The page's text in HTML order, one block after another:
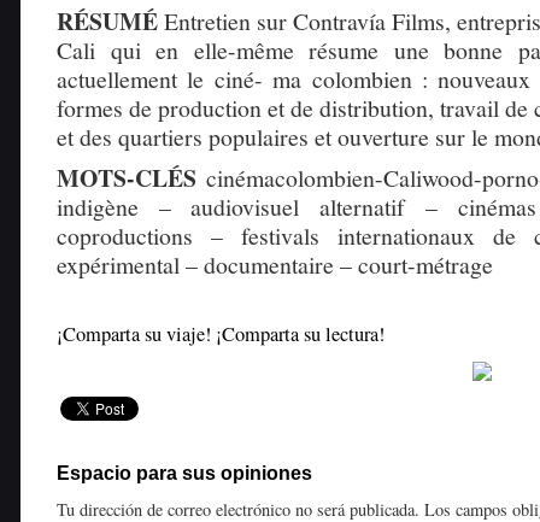
RÉSUMÉEntretien sur Contravía Films,
Cali qui en elle-même résume une bonne
actuellement le ciné- ma colombien : nouveaux
formes de production et de distribution, travail de
et des quartiers populaires et ouverture sur le
MOTS-CLÉS cinémacolombien-Caliwood-
indigène – audiovisuel alternatif –
coproductions – festivals internationaux de
expérimental – documentaire – court-métrage
¡Comparta su viaje! ¡Comparta su lectura!
Espacio para sus opiniones
Tu dirección de correo electrónico no será publicada. Los campos